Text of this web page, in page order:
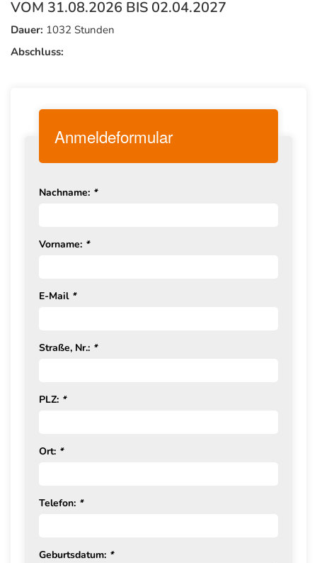
VOM 31.08.2026 BIS 02.04.2027
Dauer: 1032 Stunden
Abschluss:
Anmeldeformular
Nachname: *
Vorname: *
E-Mail *
Straße, Nr.: *
PLZ: *
Ort: *
Telefon: *
Geburtsdatum: *